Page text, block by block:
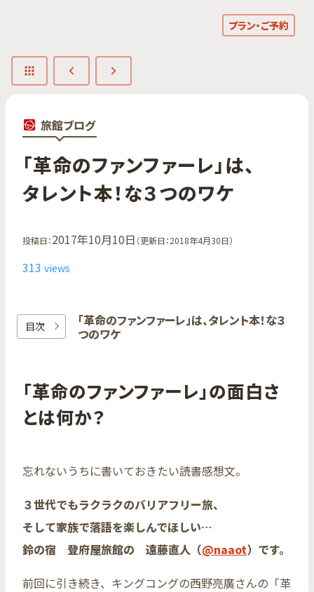
プラン・ご予約
旅館ブログ
「革命の​ファンファーレ」は、​
タレント本！​な​３つの​ワケ
投稿日：2017年10月10日 （更新日：2018年4月30日）
313 views
目次
「革命の​ファンファーレ」は、​タレント本！​な​３
つの​ワケ
「革命のファンファーレ」の面白さ
とは何か？
忘れないうちに書いておきたい読書感想文。
３世代でもラクラクのバリアフリー旅、
そして家族で落語を楽しんでほしい…
鈴の宿 登府屋旅館の 遠藤直人（@naaot）です。
前回に引き続き、キングコングの西野亮廣さんの「革